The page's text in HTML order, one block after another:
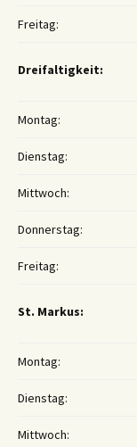
Freitag:
Dreifaltigkeit:
Montag:
Dienstag:
Mittwoch:
Donnerstag:
Freitag:
St. Markus:
Montag:
Dienstag:
Mittwoch: